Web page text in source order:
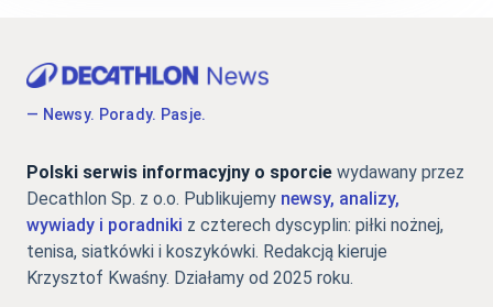
— Newsy. Porady. Pasje.
Polski serwis informacyjny o sporcie wydawany przez
Decathlon Sp. z o.o. Publikujemy newsy, analizy,
wywiady i poradniki z czterech dyscyplin: piłki nożnej,
tenisa, siatkówki i koszykówki. Redakcją kieruje
Krzysztof Kwaśny. Działamy od 2025 roku.